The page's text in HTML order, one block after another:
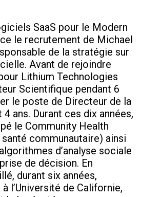
SaaS pour le Modern
le recrutement de Michael
de la stratégie sur
Avant de rejoindre
Lithium Technologies
Scientifique pendant 6
le poste de Directeur de la
ans. Durant ces dix années,
le Community Health
communautaire) ainsi
d’analyse sociale
de décision. En
durant six années,
l’Université de Californie,